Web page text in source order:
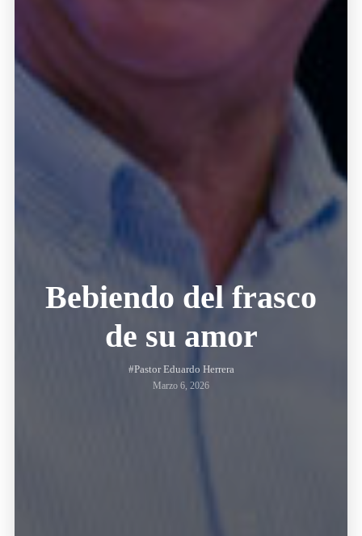
Bebiendo del frasco
de su amor
#Pastor Eduardo Herrera
Marzo 6, 2026